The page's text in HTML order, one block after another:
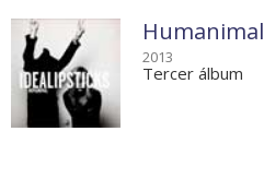
Humanimal
2013
Tercer álbum